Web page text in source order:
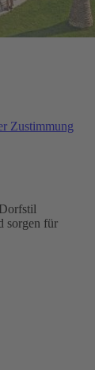
Zustimmung
sorgen für